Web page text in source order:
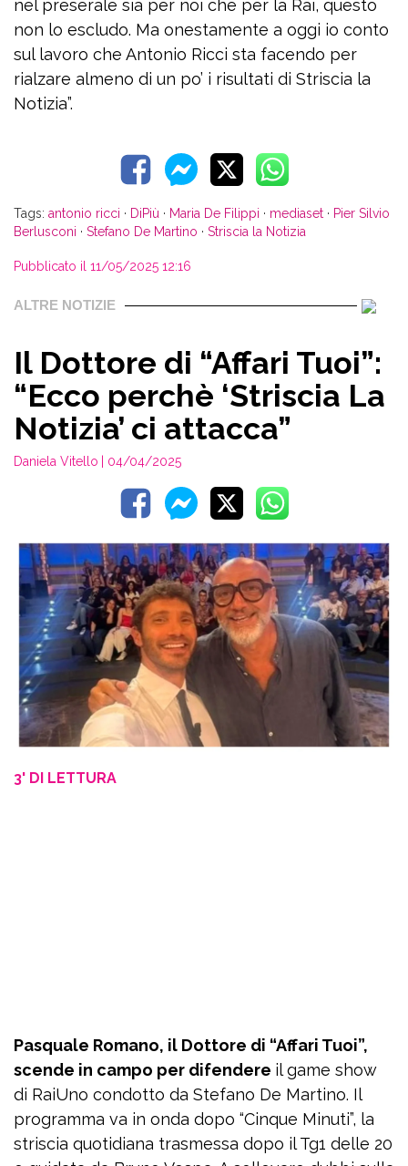
nel preserale sia per noi che per la Rai, questo
non lo escludo. Ma onestamente a oggi io conto
sul lavoro che Antonio Ricci sta facendo per
rialzare almeno di un po’ i risultati di Striscia la
Notizia”.
Tags: antonio ricci · DiPiù · Maria De Filippi · mediaset · Pier Silvio
Berlusconi · Stefano De Martino · Striscia la Notizia
Pubblicato il 11/05/2025 12:16
ALTRE NOTIZIE
Il Dottore di “Affari Tuoi”:
“Ecco perchè ‘Striscia La
Notizia’ ci attacca”
Daniela Vitello | 04/04/2025
3' DI LETTURA
Pasquale Romano, il Dottore di “Affari Tuoi”,
scende in campo per difendere il game show
di RaiUno condotto da Stefano De Martino. Il
programma va in onda dopo “Cinque Minuti”, la
striscia quotidiana trasmessa dopo il Tg1 delle 20